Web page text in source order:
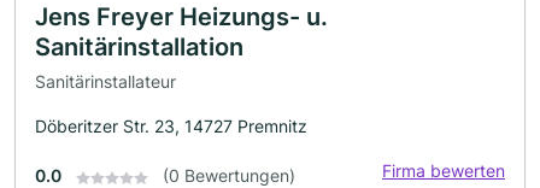
Jens Freyer Heizungs- u.
Sanitärinstallation
Sanitärinstallateur
Döberitzer Str. 23, 14727 Premnitz
0.0 (0 Bewertungen) Firma bewerten